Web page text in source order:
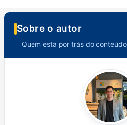
Sobre o autor
Quem está por trás do conteúdo